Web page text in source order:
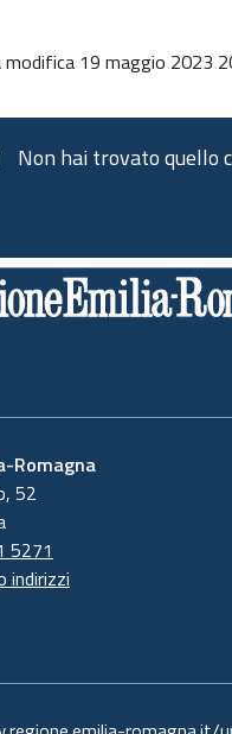
19 maggio 2023
Non hai trovato quello
Romagna
52
5271
indirizzi